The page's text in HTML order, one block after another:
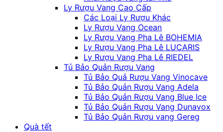
Ly Rượu Vang Cao Cấp
Các Loại Ly Rượu Khác
Ly Rượu Vang Ocean
Ly Rượu Vang Pha Lê BOHEMIA
Ly Rượu Vang Pha Lê LUCARIS
Ly Rượu Vang Pha Lê RIEDEL
Tủ Bảo Quản Rượu Vang
Tủ Bảo Quả Rượu Vang Vinocave
Tủ Bảo Quản Rượu Vang Adela
Tủ Bảo Quản Rượu Vang Blue Ice
Tủ Bảo Quản Rượu Vang Dunavox
Tủ Bảo Quản Rượu vang Gereg
Quà tết